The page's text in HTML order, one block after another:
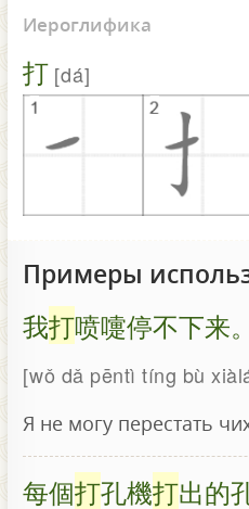
Иероглифика
打 dá
Примеры
我打喷嚏停不下来。
wǒ dǎ pēntì tíng bù
Я не могу перестать
每個打孔機打出的